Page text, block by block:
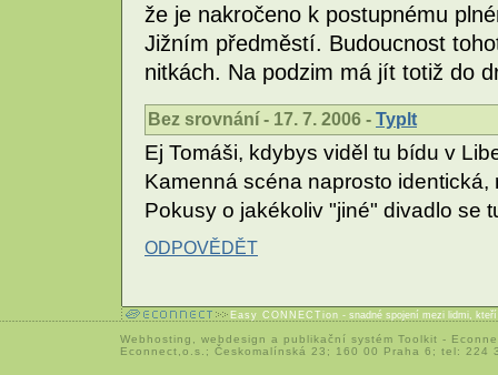
že je nakročeno k postupnému
Jižním předměstí. Budoucnost
nitkách. Na podzim má jít totiž do
Bez srovnání - 17. 7. 2006 - Typlt
Ej Tomáši, kdybys viděl tu bídu v
Kamenná scéna naprosto
Pokusy o jakékoliv "jiné" divadlo se
ODPOVĚDĚT
Easy CONNECTion - snadné spojení mezi lidmi,
Webhosting webdesign a publikační systém Toolkit -
Econnect,o.s.; Českomalínská 23; 160 00 Praha 6; tel: 224